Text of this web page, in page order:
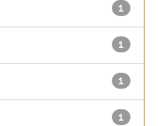
1
1
1
1